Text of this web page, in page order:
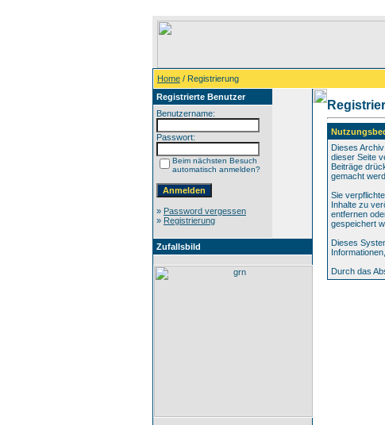
Home / Registrierung
Registrierte Benutzer
Benutzername:
Passwort:
Beim nächsten Besuch
automatisch anmelden?
» Password vergessen
» Registrierung
Zufallsbild
Dieses
dieser Seite
Beiträge
gemacht
Sie
Inhalte zu
entfernen
gespeichert
Dieses
Durch das